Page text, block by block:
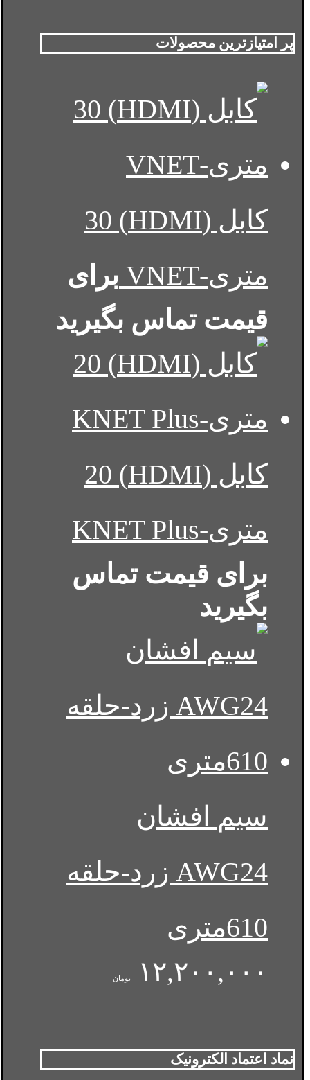
پر امتیازترین محصولات
کابل (HDMI) 30
متری-VNET
برای
قیمت تماس بگیرید
کابل (HDMI) 20
متری-KNET Plus
برای قیمت تماس
بگیرید
سیم افشان
AWG24 زرد-حلقه
610متری
۱۲,۲۰۰,۰۰۰
تومان
نماد اعتماد الکترونیک